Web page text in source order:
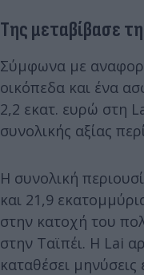
Της μεταβίβασε
Σύμφωνα με
οικόπεδα και ένα
2,2 εκατ. ευρώ στη
συνολικής αξίας
Η συνολική
και 21,9
στην κατοχή του
στην Ταϊπέι. Η Lai
καταθέσει